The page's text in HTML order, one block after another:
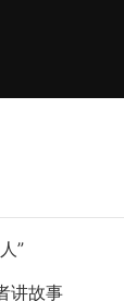
”
讲故事